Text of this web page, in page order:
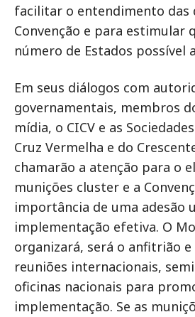
facilitar o entendimento das
Convenção e para estimular
número de Estados possível
Em seus diálogos com
governamentais, membros
mídia, o CICV e as
Cruz Vermelha e do
chamarão a atenção para o
munições cluster e a
importância de uma adesão
implementação efetiva. O
organizará, será o anfitrião
reuniões internacionais,
oficinas nacionais para
implementação. Se as